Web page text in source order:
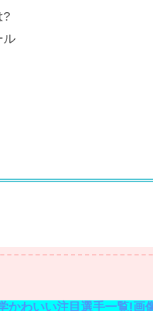
?
ル
かわいい注目選手一覧!画